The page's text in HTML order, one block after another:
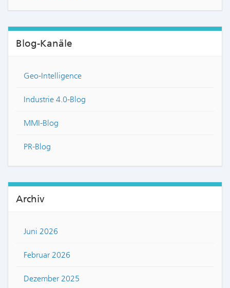
Blog-Kanäle
Geo-Intelligence
Industrie 4.0-Blog
MMI-Blog
PR-Blog
Archiv
Juni 2026
Februar 2026
Dezember 2025